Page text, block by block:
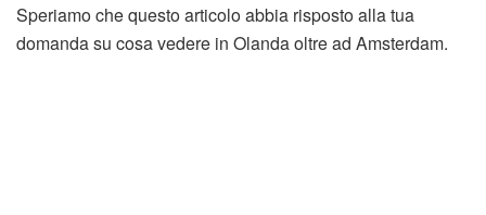
Speriamo che questo articolo abbia risposto alla tua
domanda su cosa vedere in Olanda oltre ad Amsterdam.